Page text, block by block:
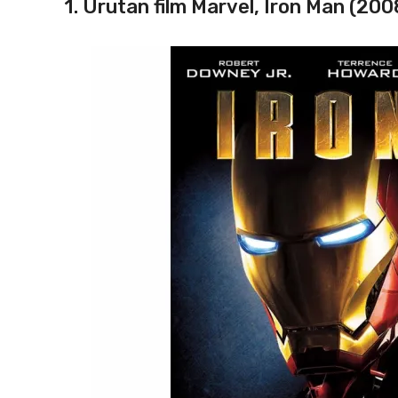
1. Urutan film Marvel, Iron Man